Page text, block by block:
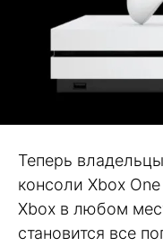
Теперь
консоли Xbox
Xbox в любом
становится все